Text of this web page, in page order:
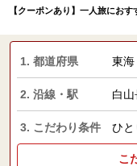
【クーポンあり】一人旅にお
1. 都道府県 東海
2. 沿線・駅 白
3. こだわり条件 ひと
こ